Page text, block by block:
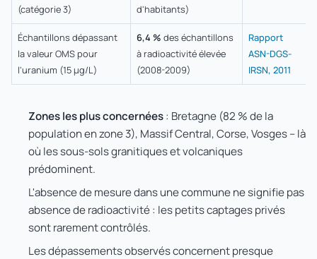
(catégorie 3)
d'habitants)
Échantillons dépassant
la valeur OMS pour
l'uranium (15 µg/L)
6,4 % des échantillons
à radioactivité élevée
(2008-2009)
Rapport
ASN-DGS-
IRSN, 2011
Zones les plus concernées: Bretagne (82 % de la
population en zone 3), Massif Central, Corse, Vosges – là
où les sous-sols granitiques et volcaniques
prédominent.
L'absence de mesure dans une commune ne signifie pas
absence de radioactivité : les petits captages privés
sont rarement contrôlés.
Les dépassements observés concernent presque